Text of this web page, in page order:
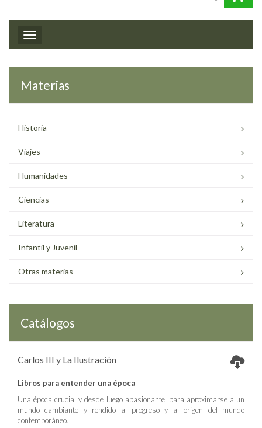
Toggle navigation
Materias
Historia
Viajes
Humanidades
Ciencias
Literatura
Infantil y Juvenil
Otras materias
Catálogos
Carlos III y La Ilustración
Libros para entender una época
Una época crucial y desde luego apasionante, para aproximarse a un
mundo cambiante y rendido al progreso y al origen del mundo
contemporáneo.